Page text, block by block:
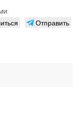
Отправить